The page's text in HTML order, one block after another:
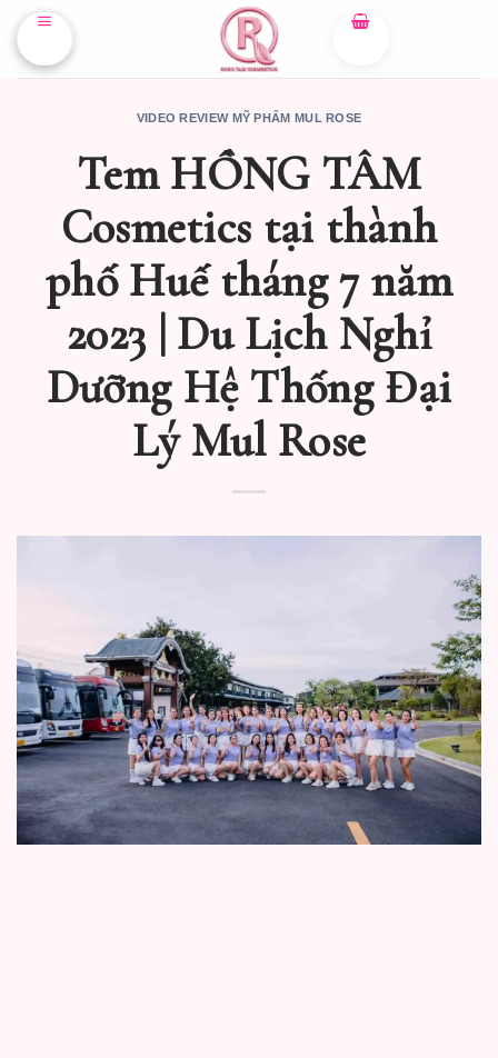
content
VIDEO REVIEW MỸ PHẨM MUL ROSE
Tem HỒNG TÂM
Cosmetics tại thành
phố Huế tháng 7 năm
2023 | Du Lịch Nghỉ
Dưỡng Hệ Thống Đại
Lý Mul Rose